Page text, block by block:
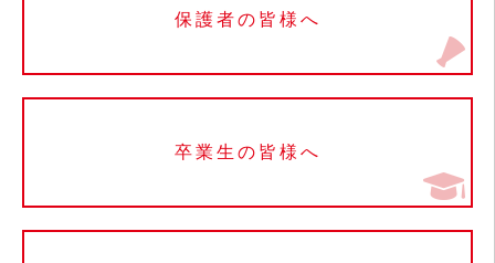
保護者の皆様へ
卒業生の皆様へ